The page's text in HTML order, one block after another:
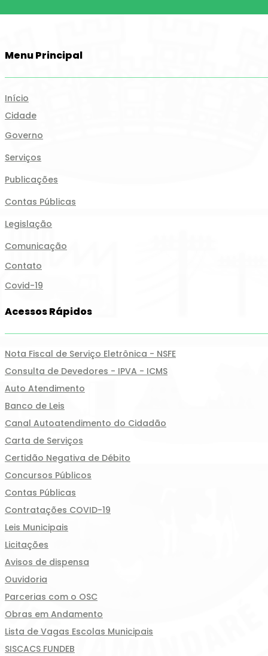
Menu Principal
Início
Cidade
Governo
Serviços
Publicações
Contas Públicas
Legislação
Comunicação
Contato
Covid-19
Acessos Rápidos
Nota Fiscal de Serviço Eletrônica - NSFE
Consulta de Devedores - IPVA - ICMS
Auto Atendimento
Banco de Leis
Canal Autoatendimento do Cidadão
Carta de Serviços
Certidão Negativa de Débito
Concursos Públicos
Contas Públicas
Contratações COVID-19
Leis Municipais
Licitações
Avisos de dispensa
Ouvidoria
Parcerias com o OSC
Obras em Andamento
Lista de Vagas Escolas Municipais
SISCACS FUNDEB